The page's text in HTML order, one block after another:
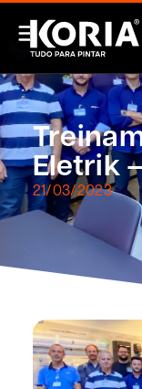
Eletrik
21/03/2023